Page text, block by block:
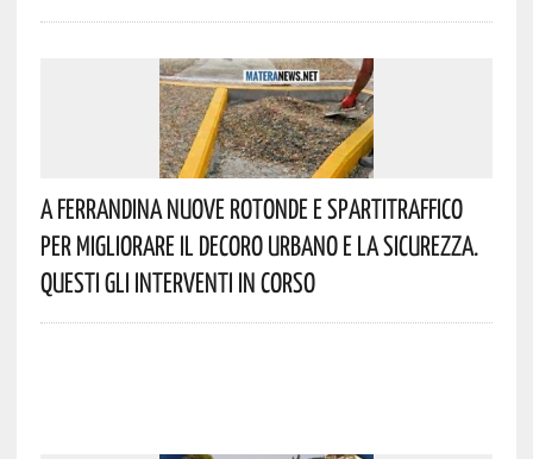
A Ferrandina Nuove Rotonde E Spartitraffico
Per Migliorare Il Decoro Urbano E La Sicurezza.
Questi Gli Interventi In Corso